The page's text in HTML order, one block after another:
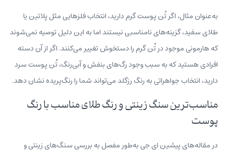
به‌عنوان مثال، اگر تُن پوست گرم دارید، انتخاب فلزهایی مثل پلاتین یا
طلای سفید، گزینه‌های نامناسبی نیستند اما به این دلیل توصیه نمی‌شوند
که هارمونی موجود در تُن گرم را دستخوش تغییر می‌کنند. اگر از آن دسته
افرادی هستید که به سبب وجود رگ‌های بنفش و آبی‌رنگ، تُن پوست سرد
دارید، انتخاب جواهراتی به رنگ رزگلد می‌تواند شما را رنگ‌پریده نشان دهد.
مناسب‌ترین سنگ زینتی و رنگ طلای مناسب با رنگ
پوست
در مقاله‌های پیشین ای جی به‌طور مفصل به بررسی سنگ‌های زینتی و